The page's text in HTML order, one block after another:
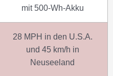
mit 500-Wh-Akku
28 MPH in den U.S.A.
und 45 km/h in
Neuseeland